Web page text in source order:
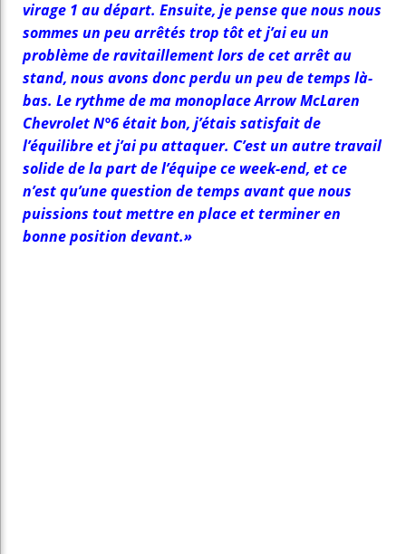
virage 1 au départ. Ensuite, je pense que nous nous
sommes un peu arrêtés trop tôt et j’ai eu un
problème de ravitaillement lors de cet arrêt au
stand, nous avons donc perdu un peu de temps là-
bas. Le rythme de ma monoplace Arrow McLaren
Chevrolet N°6 était bon, j’étais satisfait de
l’équilibre et j’ai pu attaquer. C’est un autre travail
solide de la part de l’équipe ce week-end, et ce
n’est qu’une question de temps avant que nous
puissions tout mettre en place et terminer en
bonne position devant.»